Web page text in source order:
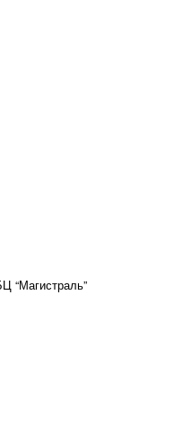
“Магистраль”